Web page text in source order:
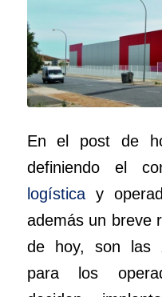
En el post de
definiendo el
logísticay
además un breve
de hoy, son las
para los